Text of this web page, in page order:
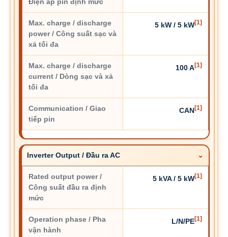
Điện áp pin định mức
Max. charge / discharge
power / Công suất sạc và
xả tối đa
5 kW / 5 kW[1]
Max. charge / discharge
current / Dòng sạc và xả
tối đa
100 A[1]
Communication / Giao
tiếp pin
CAN[1]
Inverter Output / Đầu ra AC
Rated output power /
Công suất đầu ra định
mức
5 kVA / 5 kW[1]
Operation phase / Pha
vận hành
L/N/PE[1]